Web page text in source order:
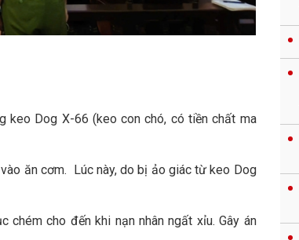
keo Dog X-66 (keo con chó, có tiền chất ma
ăn cơm. Lúc này, do bị ảo giác từ keo Dog
cho đến khi nạn nhân ngất xỉu. Gây án